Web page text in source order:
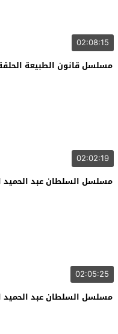
02:08:15
مسلسل قانون الطبيعة الحلقة
02:02:19
مسلسل السلطان عبد الحميد
02:05:25
مسلسل السلطان عبد الحميد